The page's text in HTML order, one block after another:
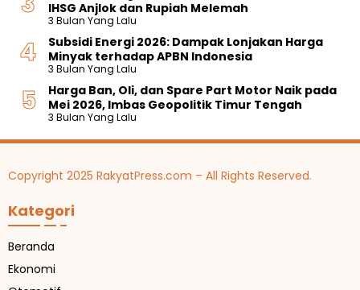
IHSG Anjlok dan Rupiah Melemah
3 Bulan Yang Lalu
Subsidi Energi 2026: Dampak Lonjakan Harga
Minyak terhadap APBN Indonesia
3 Bulan Yang Lalu
Harga Ban, Oli, dan Spare Part Motor Naik pada
Mei 2026, Imbas Geopolitik Timur Tengah
3 Bulan Yang Lalu
Copyright 2025 RakyatPress.com – All Rights Reserved.
Kategori
Beranda
Ekonomi